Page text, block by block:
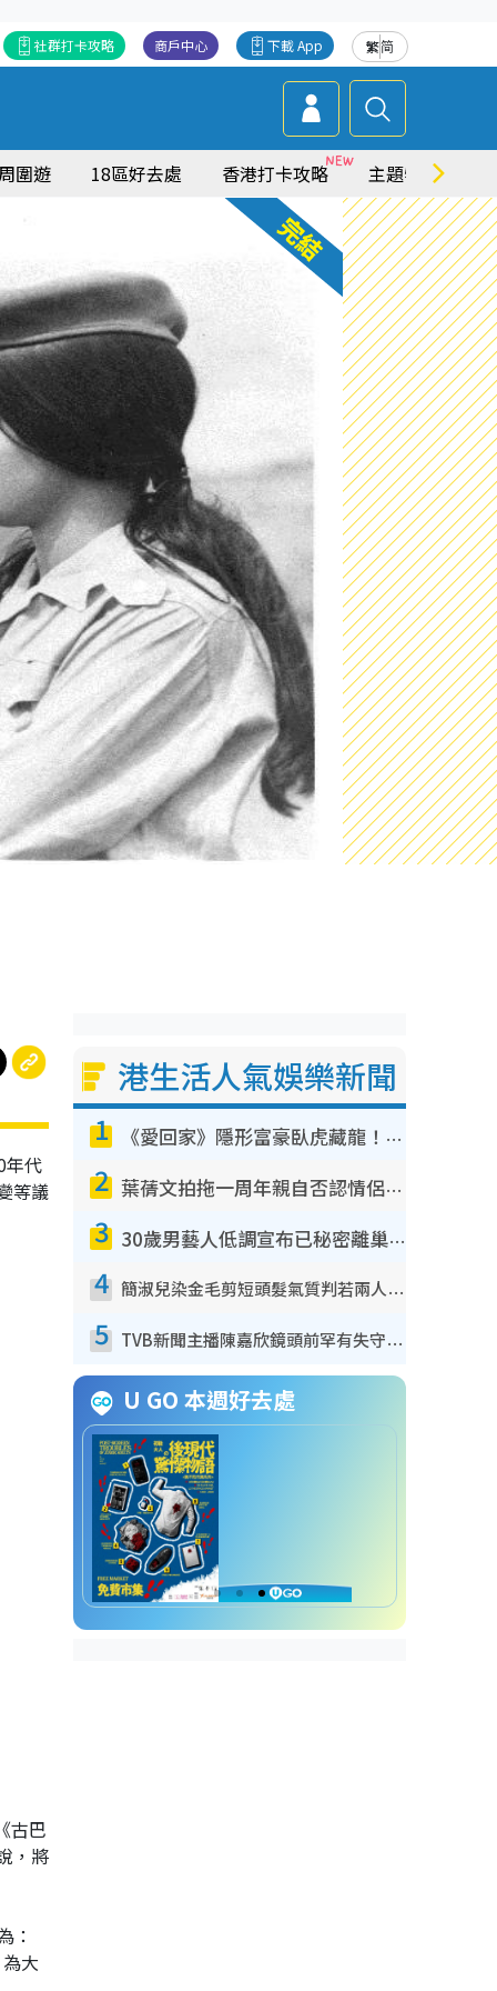
繁简
下載 App
商戶中心
社群打卡攻略
圍遊 18區好去處 香港打卡攻略 主題特集
年代
等議
古巴
，將
：
大
港生活人氣娛樂新聞
1 《愛回家》隱形富豪臥虎藏龍！盤點12位財氣逼人的有錢藝人：呢位靚女3億身家唔憂做
2 葉蒨文拍拖一周年親自否認情侶關係？！被質疑感情造假竟稱GM「普通同事」
3 30歲男藝人低調宣布已秘密離巢！人氣急跌變失蹤人口︰「這幾年過得並不容易」
4 簡淑兒染金毛剪短頭髮氣質判若兩人！嚇壞老公麥大力都認唔出：「你做咩事？」
5 TVB新聞主播陳嘉欣鏡頭前罕有失守！遭林超英一句說話突襲嚇親當場大笑
U GO 本週好去處